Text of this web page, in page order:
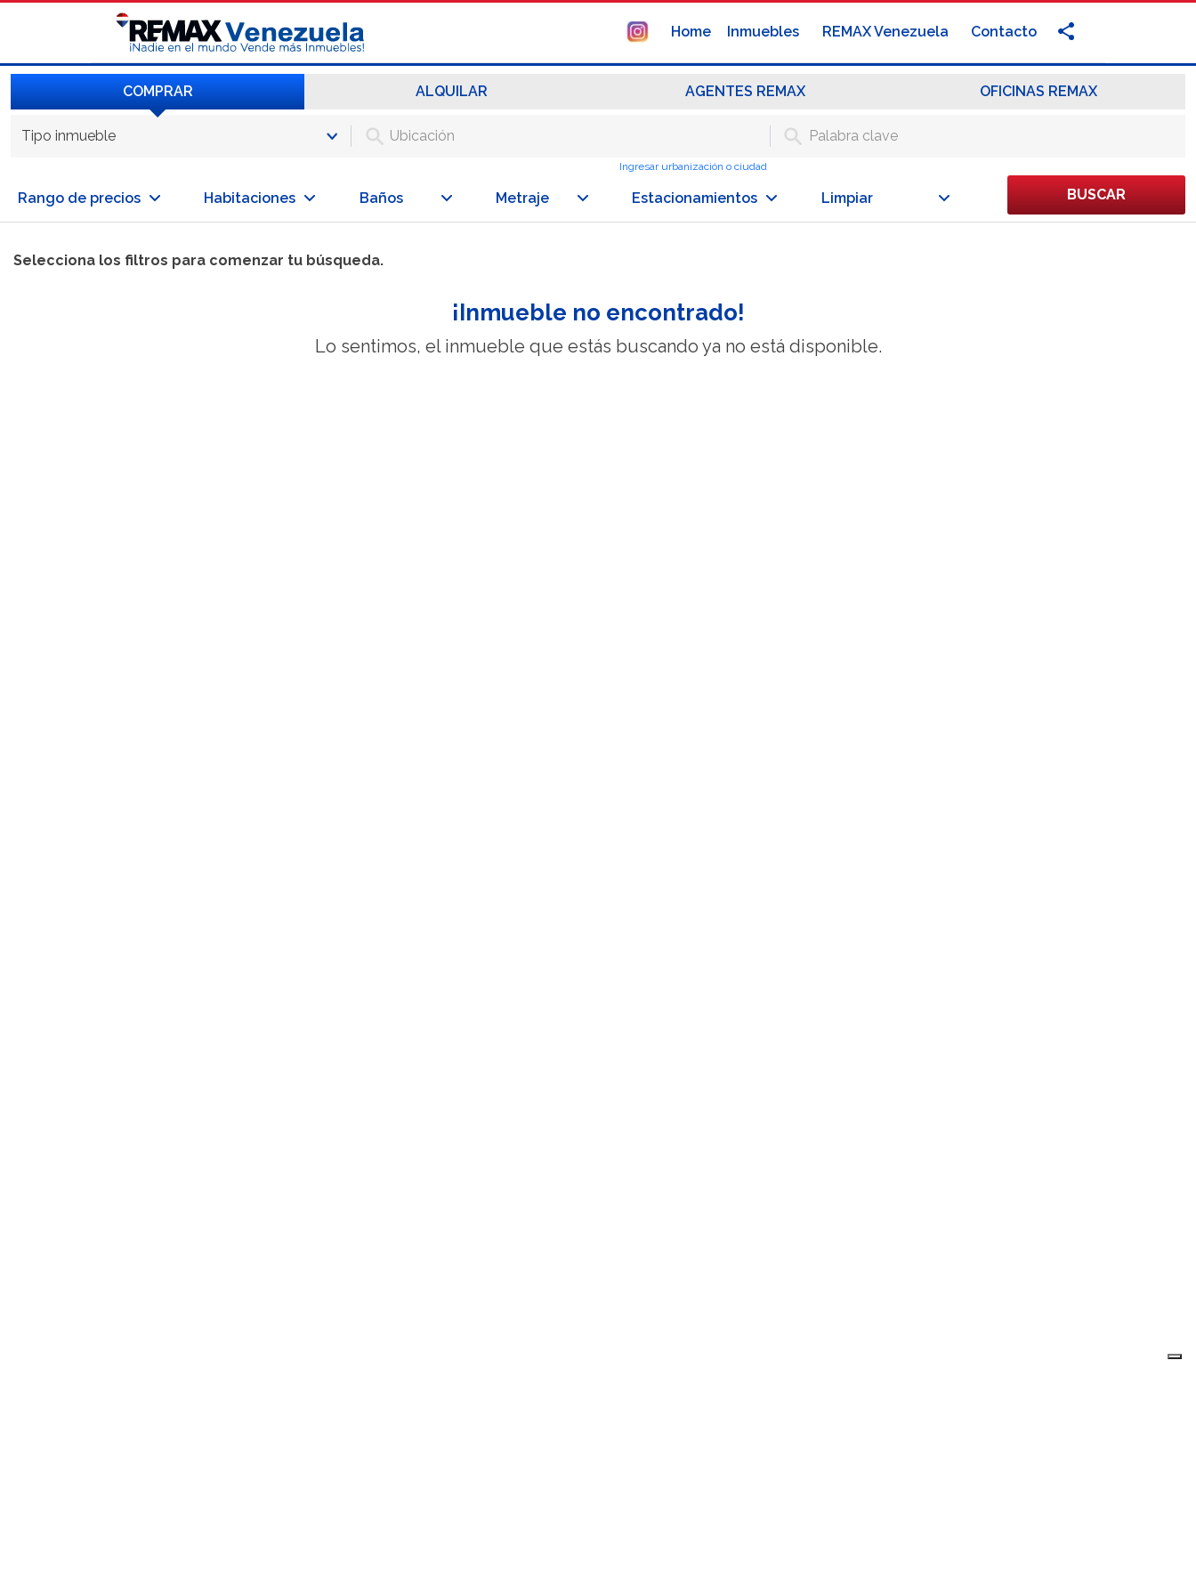
Home Inmuebles REMAX Venezuela Contacto
COMPRAR ALQUILAR AGENTES REMAX OFICINAS REMAX
Tipo inmueble
Ingresar urbanización o ciudad
Rango de precios Habitaciones Baños Metraje Estacionamientos Limpiar BUSCAR
Selecciona los filtros para comenzar tu búsqueda.
¡Inmueble no encontrado!
Lo sentimos, el inmueble que estás buscando ya no está disponible.